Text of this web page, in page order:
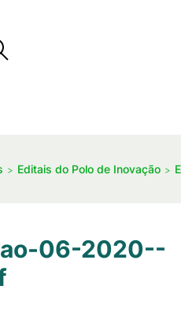
Editais do Polo de Inovação
06-2020--